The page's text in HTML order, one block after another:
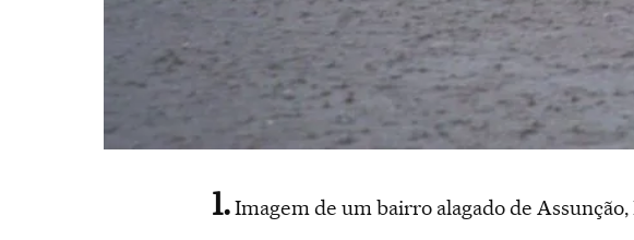
Imagem de um bairro alagado de